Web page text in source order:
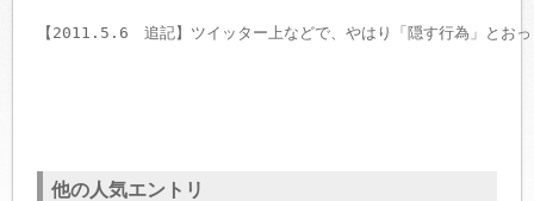
【2011.5.6　追記】ツイッター上などで、やはり「隠す行為」と
他の人気エントリ